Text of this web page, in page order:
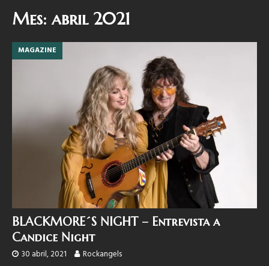
Mes:abril 2021
MAGAZINE
BLACKMORE´S NIGHT – Entrevista a
Candice Night
30 abril, 2021 Rockangels